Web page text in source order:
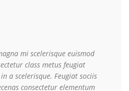
mi scelerisque euismod
class metus feugiat
a scelerisque. Feugiat sociis
consectetur elementum